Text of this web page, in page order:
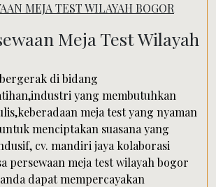
MEJA TEST WILAYAH BOGOR
Meja Test Wilayah
di bidang
yang membutuhkan
meja test yang nyaman
menciptakan suasana yang
cv. mandiri jaya kolaborasi
persewaan meja test wilayah bogor
dapat mempercayakan